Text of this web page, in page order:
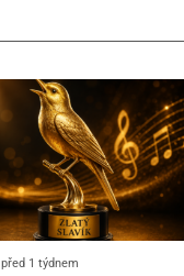
před 1 týdnem